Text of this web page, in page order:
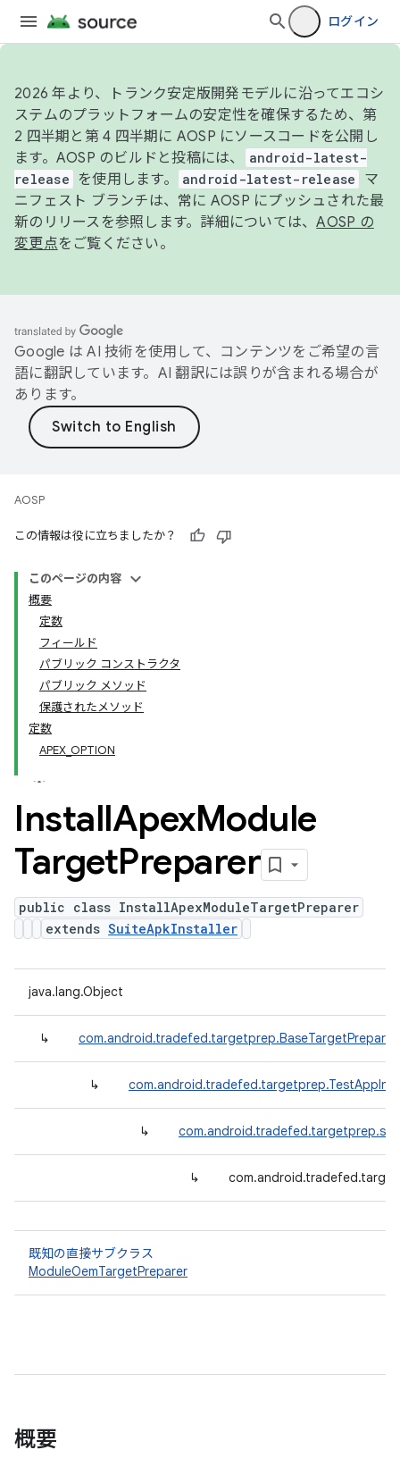
ログイン
2026 年より、トランク安定版開発モデルに沿ってエコシ
ステムのプラットフォームの安定性を確保するため、第
2 四半期と第 4 四半期に AOSP にソースコードを公開し
ます。AOSP のビルドと投稿には、
android-latest-
release
を使用します。 android-latest-release
マ
ニフェスト ブランチは、常に AOSP にプッシュされた最
新のリリースを参照します。詳細については、AOSP の
変更点をご覧ください。
Google は AI 技術を使用して、コンテンツをご希望の言
語に翻訳しています。AI 翻訳には誤りが含まれる場合が
あります。
AOSP
この情報は役に立ちましたか？
このページの内容
概要
定数
フィールド
パブリック コンストラクタ
パブリック メソッド
保護されたメソッド
定数
APEX_OPTION
InstallApexModule
TargetPreparer
public class InstallApexModuleTargetPreparer
extends SuiteApkInstaller
java.lang.Object
↳ com.android.tradefed.targetprep.BaseTargetPreparer
↳
↳
↳
既知の直接サブクラス
ModuleOemTargetPreparer
概要